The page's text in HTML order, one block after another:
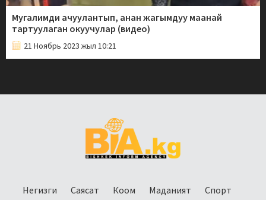
Мугалимди ачуулантып, анан жагымдуу маанай
тартуулаган окуучулар (видео)
21 Ноябрь 2023 жыл 10:21
Негизги Саясат Коом Маданият Спорт